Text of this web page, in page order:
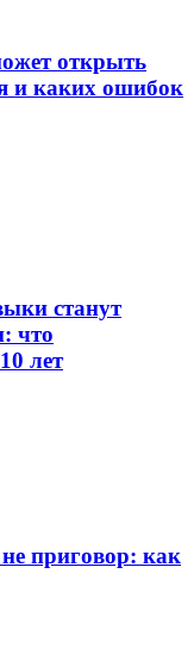
открыть
и каких ошибок
станут
что
лет
приговор: как